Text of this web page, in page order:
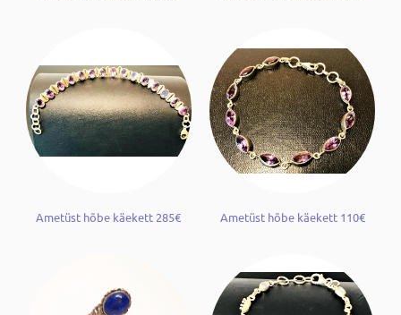
Ametüst hõbe käekett 285€ Ametüst hõbe käekett 110€